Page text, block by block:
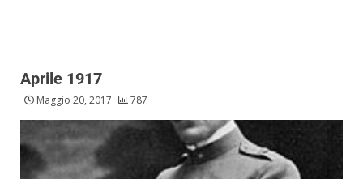
Aprile 1917
Maggio 20, 2017 787